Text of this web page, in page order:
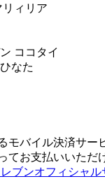
ィリア
ココタイ
なた
バイル決済サー
お支払いいただ
ブンオフィシャル